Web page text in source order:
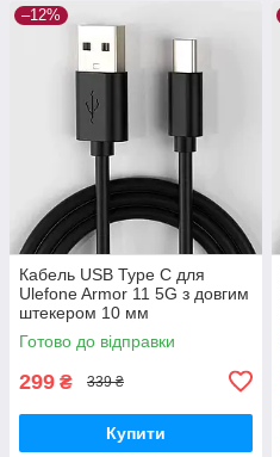
–12%
Кабель USB Type C для
Ulefone Armor 11 5G з довгим
штекером 10 мм
Готово до відправки
299 ₴ 339 ₴
Купити